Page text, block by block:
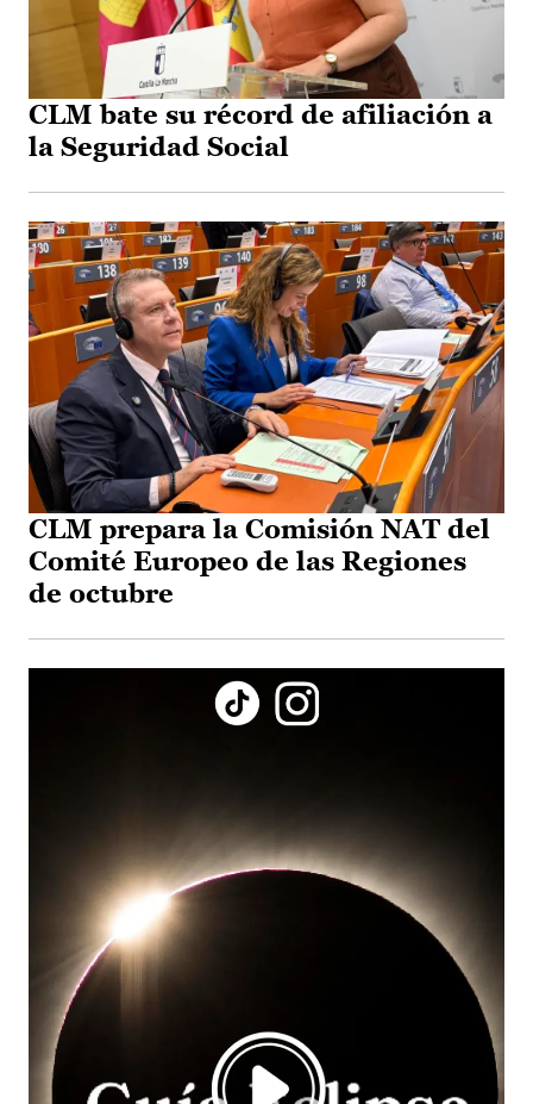
CLM bate su récord de afiliación a
la Seguridad Social
CLM prepara la Comisión NAT del
Comité Europeo de las Regiones
de octubre